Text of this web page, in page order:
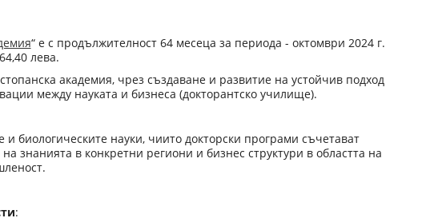
“ е с продължителност 64 месеца за периода - октомври 2024 г.
лева.
академия, чрез създаване и развитие на устойчив подход
между науката и бизнеса (докторантско училище).
биологическите науки, чиито докторски програми съчетават
знанията в конкретни региони и бизнес структури в областта на
: